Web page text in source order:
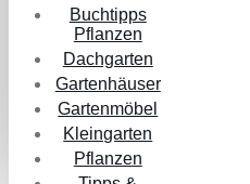
Buchtipps
Pflanzen
Dachgarten
Gartenhäuser
Gartenmöbel
Kleingarten
Pflanzen